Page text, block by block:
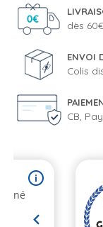
dès
ENVOI
Colis
CB,